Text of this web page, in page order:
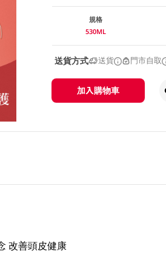
規格
530ML
送貨方式 送貨 門市自取
加入購物車
改善頭皮健康